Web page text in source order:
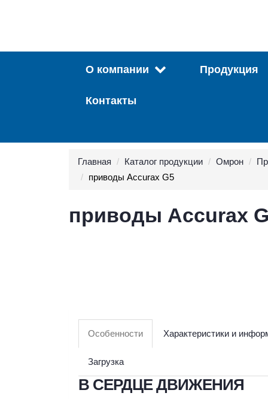
О компании Продукция
Контакты
Главная Каталог продукции Омрон
приводы Accurax G5
приводы Accurax
Особенности Характеристики и
Загрузка
В СЕРДЦЕ ДВИЖЕНИЯ